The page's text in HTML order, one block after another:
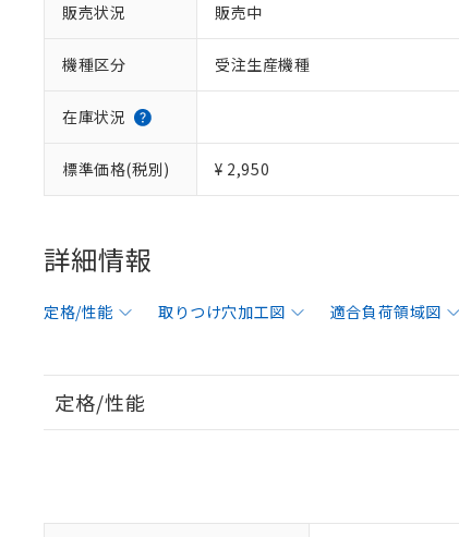
販売状況 販売中
機種区分 受注生産機種
在庫状況
標準価格(税別) ¥ 2,950
詳細情報
定格/性能 取りつけ穴加工図 適合負荷領域図
定格/性能